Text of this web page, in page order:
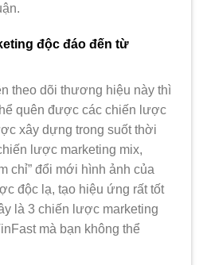
độc đáo đến từ
theo dõi thương hiệu này thì
quên được các chiến lược
xây dựng trong suốt thời
lược marketing mix,
chỉ” đổi mới hình ảnh của
độc lạ, tạo hiệu ứng rất tốt
là 3 chiến lược marketing
mà bạn không thể